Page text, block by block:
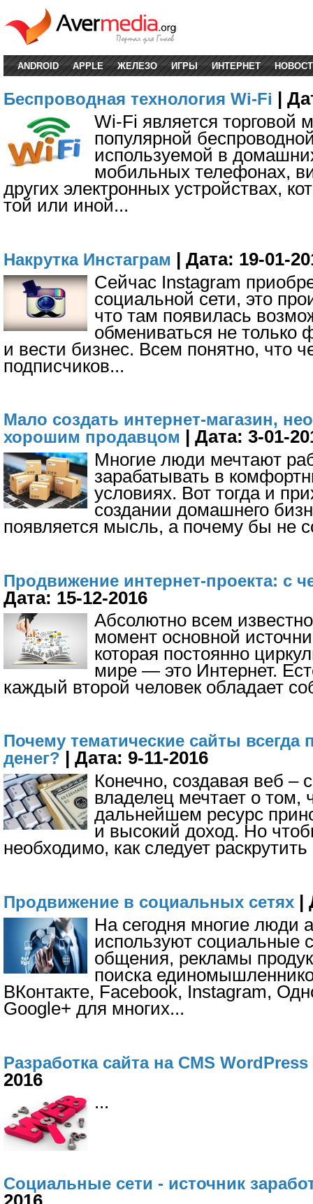
ANDROID APPLE ЖЕЛЕЗО ИГРЫ ИНТЕРНЕТ
Беспроводная технология Wi-Fi |
Wi-Fi является торговой
популярной
используемой в
мобильных телефонах,
других электронных устройствах,
той или иной...
Накрутка Инстаграм | Дата: 19-01-
Сейчас Instagram
социальной сети, это
что там появилась
обмениваться не только
и вести бизнес. Всем понятно, что
подписчиков...
Мало создать интернет-магазин,
хорошим продавцом | Дата: 3-01-
Многие люди мечтают
зарабатывать в
условиях. Вот тогда и
создании домашнего
появляется мысль, а почему бы не
Продвижение интернет-проекта: с
Дата: 15-12-2016
Абсолютно всем
момент основной
которая постоянно
мире — это Интернет.
каждый второй человек обладает
Почему тематические сайты всегда
денег? | Дата: 9-11-2016
Конечно, создавая веб –
владелец мечтает о том,
дальнейшем ресурс
и высокий доход. Но
необходимо, как следует
Продвижение в социальных сетях |
На сегодня многие люди
используют социальные
общения, рекламы
поиска
ВКонтакте, Facebook, Instagram,
Google+ для многих...
Разработка сайта на CMS WordPress
2016
...
Социальные сети - источник